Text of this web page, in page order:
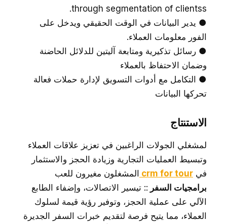
through segmentation of clientss.
● يدير البيانات في الوقت الحقيقي ويدخل على
الفور معلومات العملاء.
● رسائل تذكيرية ومتابعة آليتين للدلائل الحاضنة
وضمان الاحتفاظ بالعملاء
● التكامل مع أدوات التسويق لإدارة حملات فعالة
تحركها البيانات
الاستنتاج
لمشغلي الجولات الراغبين في تعزيز علاقات العملاء
وتبسيط العمليات التجارية وزيادة الحجز والاستثمار
في crm for tour المشغلون مغيرون للعب
برامجيات السفر :: تيسير الاتصالات، وإضفاء الطابع
الآلي على عملية الحجز، وتوفير رؤية قيمة لسلوك
العملاء، مما يتيح فرصة لتقديم خبرات السفر الجديرة